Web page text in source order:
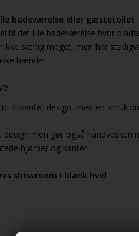
badeværelse eller gæstetoilet
til det lille badeværelse hvor
ikke særlig meget, men har
hænder.
firkantet design, med en smuk
men gør også håndvasken
hjørner og kanter.
showroom i blank hvid